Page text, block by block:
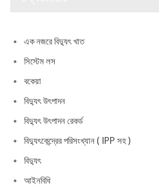
এক নজরে বিদ্যুৎ খাত
সিস্টেম লস
বকেয়া
বিদ্যুৎ উৎপাদন
বিদ্যুৎ উৎপাদন রেকর্ড
বিদ্যুৎকেন্দ্রের পরিসংখ্যান ( IPP সহ )
বিদ্যুৎ
আইনবিধি